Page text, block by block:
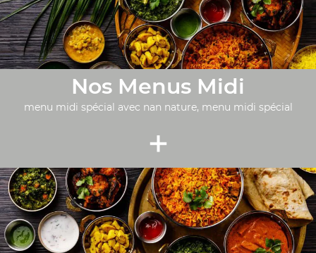
Nos Menus Midi
menu midi spécial avec nan nature, menu midi spécial
+